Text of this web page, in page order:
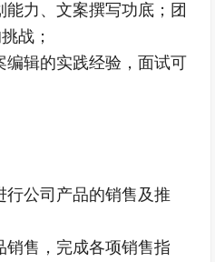
力、文案撰写功底；团
战；
编辑的实践经验，面试可
行公司产品的销售及推
销售，完成各项销售指